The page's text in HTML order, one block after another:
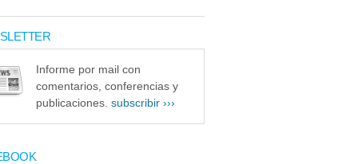
Informe por mail con
comentarios, conferencias y
publicaciones. subscribir ›››